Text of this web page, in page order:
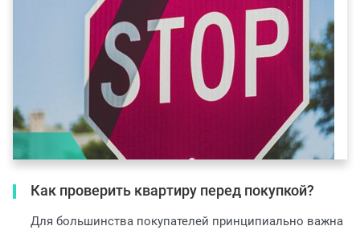
Как проверить квартиру перед покупкой?
Для большинства покупателей принципиально важна